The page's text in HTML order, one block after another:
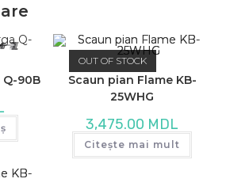
90B
OUT OF STOCK
Scaun pian Flame KB-
25WHG
3,475.00 MDL
Citește mai mult